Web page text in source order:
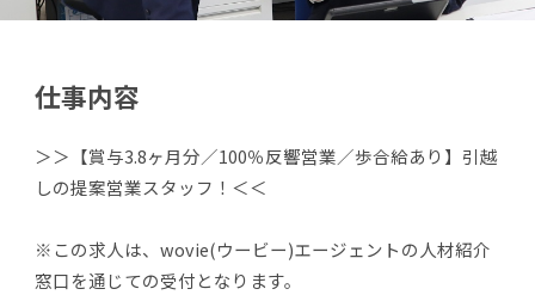
仕事内容
＞＞【賞与3.8ヶ月分／100％反響営業／歩合給あり】引越
しの提案営業スタッフ！＜＜
※この求人は、wovie(ウービー)エージェントの人材紹介
窓口を通じての受付となります。